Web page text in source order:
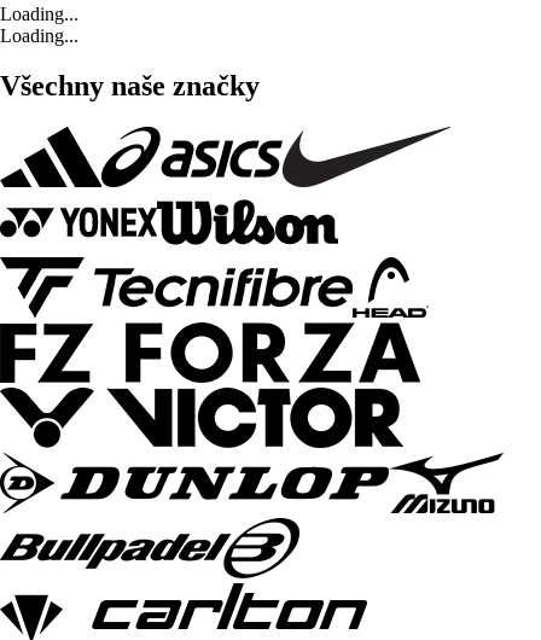
Loading...
Loading...
Všechny naše značky